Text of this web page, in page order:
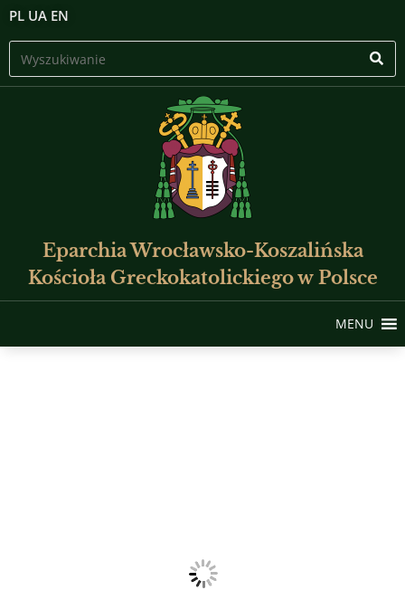
PL UA EN
Eparchia Wrocławsko-Koszalińska
Kościoła Greckokatolickiego w Polsce
MENU